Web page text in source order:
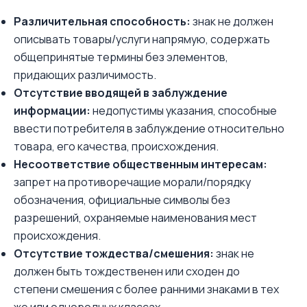
Различительная способность: знак не должен
описывать товары/услуги напрямую, содержать
общепринятые термины без элементов,
придающих различимость.
Отсутствие вводящей в заблуждение
информации: недопустимы указания, способные
ввести потребителя в заблуждение относительно
товара, его качества, происхождения.
Несоответствие общественным интересам:
запрет на противоречащие морали/порядку
обозначения, официальные символы без
разрешений, охраняемые наименования мест
происхождения.
Отсутствие тождества/смешения: знак не
должен быть тождественен или сходен до
степени смешения с более ранними знаками в тех